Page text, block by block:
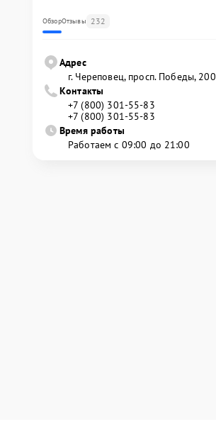
ОбзорОтзывы 232
Адрес
г. Череповец, просп. Победы, 200
Контакты
+7 (800) 301-55-83
+7 (800) 301-55-83
Время работы
Работаем с 09:00 до 21:00